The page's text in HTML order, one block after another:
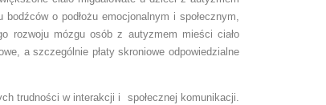
o podłożu emocjonalnym i społecznym,
rozwoju mózgu osób z autyzmem mieści ciało
a szczególnie płaty skroniowe odpowiedzialne
trudności w interakcji i społecznej komunikacji.